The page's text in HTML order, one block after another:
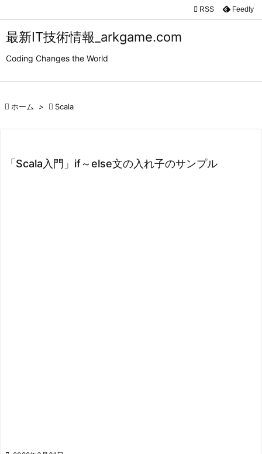
最新IT技術情報_arkgame.com
Coding Changes the World


 RSS Feedly
 ホーム >  Scala
「Scala入門」if～else文の入れ子のサンプル